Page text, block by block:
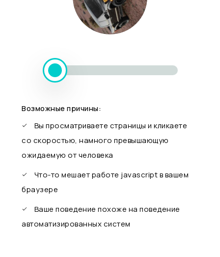
Возможные причины:
Вы просматриваете страницы и кликаете
со скоростью, намного превышающую
ожидаемую от человека
Что-то мешает работе javascript в вашем
браузере
Ваше поведение похоже на поведение
автоматизированных систем